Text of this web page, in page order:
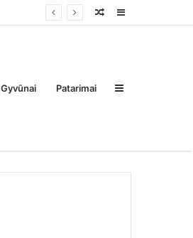
Sidebar
Random
Gyvūnai Patarimai Sidebar